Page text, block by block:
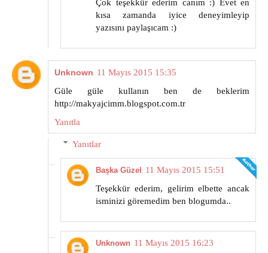
Çok teşekkür ederim canım :) Evet en
kısa zamanda iyice deneyimleyip
yazısını paylaşıcam :)
Unknown 11 Mayıs 2015 15:35
Güle güle kullanın ben de beklerim
http://makyajcimm.blogspot.com.tr
Yanıtla
Yanıtlar
Başka Güzel
11 Mayıs 2015 15:51
Teşekkür ederim, gelirim elbette ancak
isminizi göremedim ben blogumda..
Unknown 11 Mayıs 2015 16:23